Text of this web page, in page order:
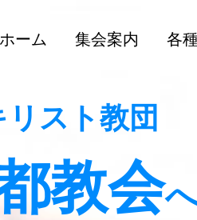
ホーム 集会案内 各
リスト教団
教会